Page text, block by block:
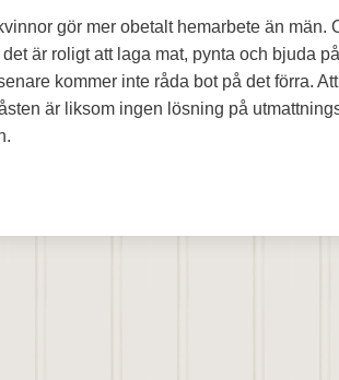
gör mer obetalt hemarbete än män.
är roligt att laga mat, pynta och bjuda
kommer inte råda bot på det förra.
är liksom ingen lösning på